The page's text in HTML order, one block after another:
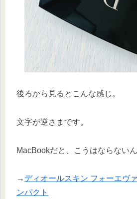
後ろから見るとこんな感じ。
文字が逆さまです。
MacBookだと、こうはならない
→ ディオールスキン フォーエヴ
ンパクト